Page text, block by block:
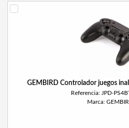
GEMBIRD Controlador juegos
Referencia: JPD-
Marca: